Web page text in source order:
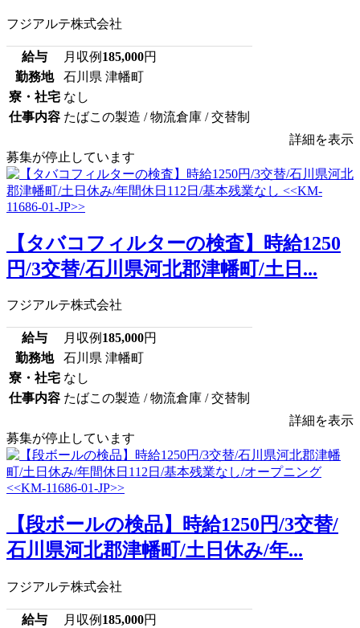
フジアルテ株式会社
給与 月収例 185,000円
勤務地
石川県 津幡町
寮・社宅 なし
仕事内容 たばこの製造 / 物流倉庫 / 交替制
詳細を表示
募集が停止しています
【タバコフィルターの検査】時給1250
円/3交替/石川県河北郡津幡町/土日...
フジアルテ株式会社
給与 月収例 185,000円
勤務地
石川県 津幡町
寮・社宅 なし
仕事内容 たばこの製造 / 物流倉庫 / 交替制
詳細を表示
募集が停止しています
【段ボールの検品】時給1250円/3交替/
石川県河北郡津幡町/土日休み/年...
フジアルテ株式会社
給与 月収例 185,000円